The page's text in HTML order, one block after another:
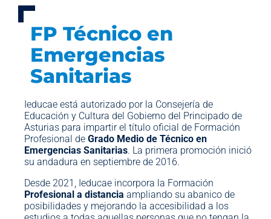
FP Técnico en
Emergencias
Sanitarias
Ieducae está autorizado por la Consejería de
Educación y Cultura del Gobierno del Principado de
Asturias para impartir el título oficial de Formación
Profesional de Grado Medio de Técnico en
Emergencias Sanitarias. La primera promoción inició
su andadura en septiembre de 2016.
Desde 2021, Ieducae incorpora la Formación
Profesional a distancia ampliando su abanico de
posibilidades y mejorando la accesibilidad a los